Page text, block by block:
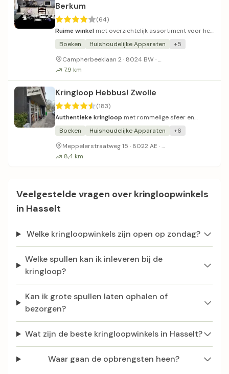
Berkum
(64)
Ruime winkel met overzichtelijk assortiment voor het
goede doel.
Boeken Huishoudelijke Apparaten
+5
Campherbeeklaan 2 · 8024 BW ·
7,9 km
Kringloop Hebbus! Zwolle
(183)
Authentieke kringloop met rommelige sfeer en
schappelijke prijzen.
Boeken Huishoudelijke Apparaten
+6
Meppelerstraatweg 15 · 8022 AE ·
8,4 km
Veelgestelde vragen over kringloopwinkels
in Hasselt
Welke kringloopwinkels zijn open op zondag?
Welke spullen kan ik inleveren bij de
kringloop?
Kan ik grote spullen laten ophalen of
bezorgen?
Wat zijn de beste kringloopwinkels in Hasselt?
Waar gaan de opbrengsten heen?